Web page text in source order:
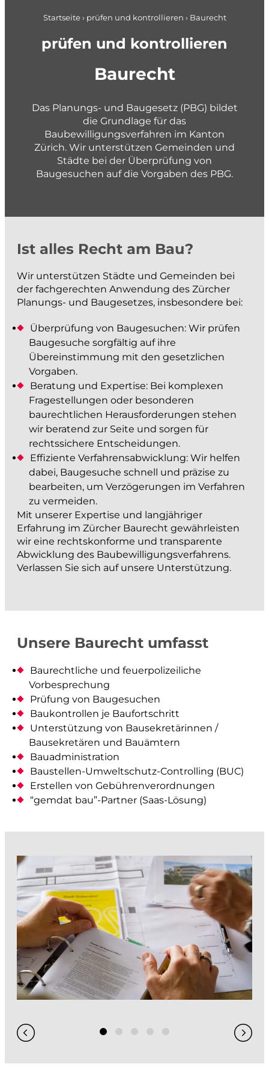
gemeindenahe Betriebe + Werke
Private + Unternehmen
Applikationsentwicklung
planen und gestalten
Richt- und Nutzungsplanung
Gestaltungspläne und Gebietsentwicklung
Quartier- und Erschliessungsplanung
Verkehrs- und Mobilitätsplanung
Landmanagement
projektieren und bauen
Kanalisationsbau
Werkleitungen
Anlagen der Siedlungswasserwirtschaft
Wasserbau
Güterwege, Drainagen und Bewässerung
messen und dokumentieren
Katasternachführung
Bau- und Ingenieurvermessung
Monitoring
Architektur- und Objektvermessung
Beweissicherung
prüfen und kontrollieren
Baurecht
Baupolizei
Feuerpolizei
Zivilschutz
Liegenschaftsentwässerung
analysieren und visualisieren
Projekt-Visualisierungen
3D-Stadtmodell
Hydraulische Simulationen
Startseite› prüfen und kontrollieren › Baurecht
prüfen und kontrollieren
Baurecht
Das Planungs- und Baugesetz (PBG) bildet
die Grundlage für das
Baubewilligungsverfahren im Kanton
Zürich. Wir unterstützen Gemeinden und
Städte bei der Überprüfung von
Baugesuchen auf die Vorgaben des PBG.
Ist alles Recht am Bau?
Wir unterstützen Städte und Gemeinden bei
der fachgerechten Anwendung des Zürcher
Planungs- und Baugesetzes, insbesondere bei:
Überprüfung von Baugesuchen: Wir prüfen
Baugesuche sorgfältig auf ihre
Übereinstimmung mit den gesetzlichen
Vorgaben.
Beratung und Expertise: Bei komplexen
Fragestellungen oder besonderen
baurechtlichen Herausforderungen stehen
wir beratend zur Seite und sorgen für
rechtssichere Entscheidungen.
Effiziente Verfahrensabwicklung: Wir helfen
dabei, Baugesuche schnell und präzise zu
bearbeiten, um Verzögerungen im Verfahren
zu vermeiden.
Mit unserer Expertise und langjähriger
Erfahrung im Zürcher Baurecht gewährleisten
wir eine rechtskonforme und transparente
Abwicklung des Baubewilligungsverfahrens.
Verlassen Sie sich auf unsere Unterstützung.
Unsere Baurecht umfasst
Baurechtliche und feuerpolizeiliche
Vorbesprechung
Prüfung von Baugesuchen
Baukontrollen je Baufortschritt
Unterstützung von Bausekretärinnen /
Bausekretären und Bauämtern
Bauadministration
Baustellen-Umweltschutz-Controlling (BUC)
Erstellen von Gebührenverordnungen
“gemdat bau”-Partner (Saas-Lösung)